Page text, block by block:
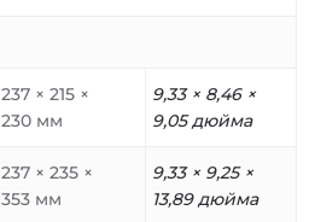
237 × 215 ×
230 мм
9,33 × 8,46 ×
9,05 дюйма
237 × 235 ×
353 мм
9,33 × 9,25 ×
13,89 дюйма